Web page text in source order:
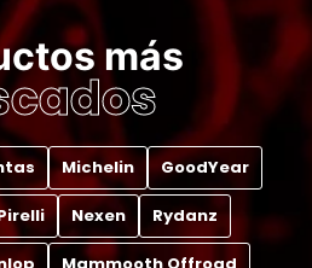
más
Michelin GoodYear
Nexen Rydanz